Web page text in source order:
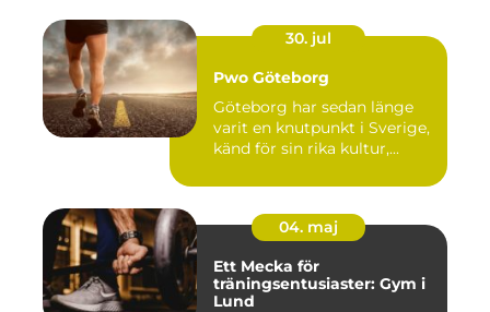
30. jul
Pwo Göteborg
Göteborg har sedan länge
varit en knutpunkt i Sverige,
känd för sin rika kultur,...
04. maj
Ett Mecka för
träningsentusiaster: Gym i
Lund